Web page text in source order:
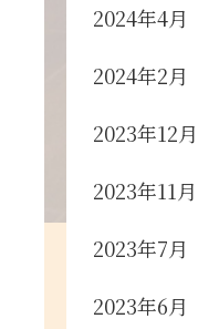
2024年4月
2024年2月
2023年12月
2023年11月
2023年7月
2023年6月